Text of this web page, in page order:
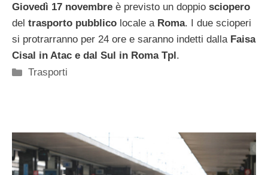
Giovedì 17 novembre è previsto un doppio sciopero
del trasporto pubblico locale a Roma. I due scioperi
si protrarranno per 24 ore e saranno indetti dalla Faisa
Cisal in Atac e dal Sul in Roma Tpl .
Categorie
Trasporti